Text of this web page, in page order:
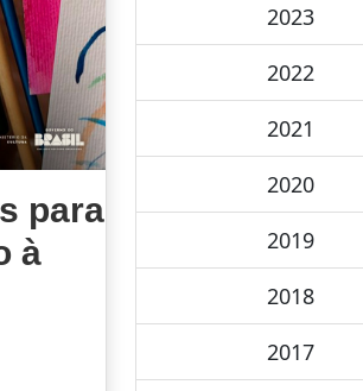
para
à
2023
2022
2021
2020
2019
2018
2017